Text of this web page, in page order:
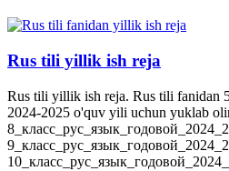
Rus tili yillik ish reja
Rus tili yillik ish reja. Rus tili fanidan
2024-2025 o'quv yili uchun yuklab